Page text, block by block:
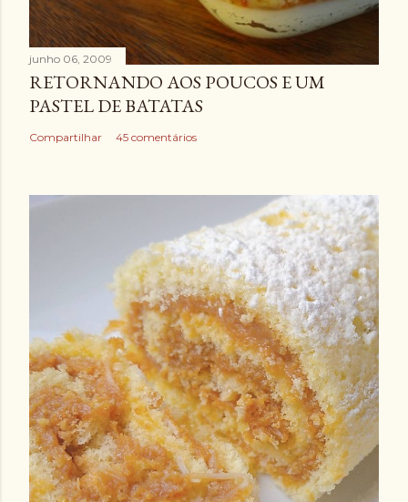
junho 06, 2009
RETORNANDO AOS POUCOS E UM
PASTEL DE BATATAS
Compartilhar 45 comentários